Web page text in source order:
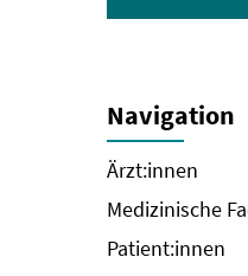
Navigation
Ärzt:innen
Medizinische
Patient:innen